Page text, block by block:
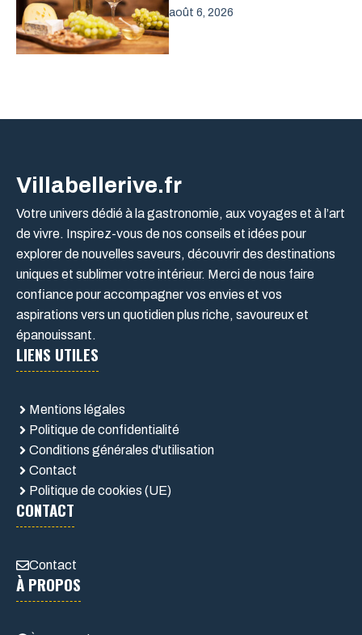
août 6, 2026
Villabellerive.fr
Votre univers dédié à la gastronomie, aux voyages et à l’art
de vivre. Inspirez-vous de nos conseils et idées pour
explorer de nouvelles saveurs, découvrir des destinations
uniques et sublimer votre intérieur. Merci de nous faire
confiance pour accompagner vos envies et vos
aspirations vers un quotidien plus riche, savoureux et
épanouissant.
LIENS UTILES
Mentions légales
Politique de confidentialité
Conditions générales d'utilisation
Contact
Politique de cookies (UE)
CONTACT
Contact
À PROPOS